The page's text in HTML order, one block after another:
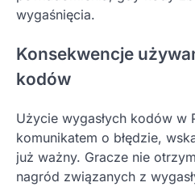
wygaśnięcia.
Konsekwencje
kodów
Użycie wygasłych kodów w
komunikatem o błędzie,
już ważny. Gracze nie
nagród związanych z